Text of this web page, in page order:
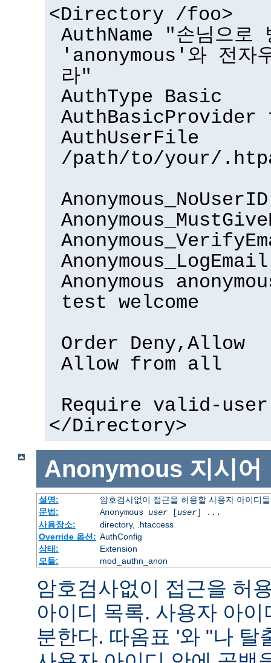
<Directory /foo>
AuthName "손님으로
'anonymous'와 전자
라"
AuthType Basic
AuthUserFile
/path/to/your/
Anonymous
test welcome
Order Deny,Allow
Allow from all
Require valid-user
</Directory>
Anonymous 지시어
설명:
암호검사없이 접근을 허용할 사용자 아이디
문법:
Anonymous user[user] ...
사용장소:
directory, .htaccess
Override 옵션: AuthConfig
상태:
Extension
모듈:
mod_authn_anon
암호검사없이 접근을 허
아이디 목록. 사용자 아
분한다. 따옴표 '와 "나 탈